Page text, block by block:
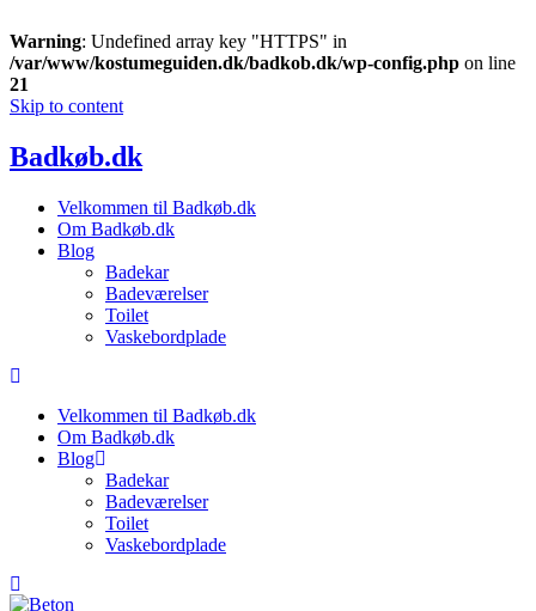
Warning: Undefined array key "HTTPS" in
/var/www/kostumeguiden.dk/badkob.dk/wp-config.php on line
21
Skip to content
Badkøb.dk
Velkommen til Badkøb.dk
Om Badkøb.dk
Blog
Badekar
Badeværelser
Toilet
Vaskebordplade
Velkommen til Badkøb.dk
Om Badkøb.dk
Blog
Badekar
Badeværelser
Toilet
Vaskebordplade